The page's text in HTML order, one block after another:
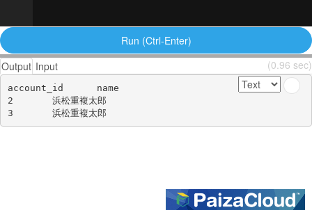
Run (Ctrl-Enter)
Output Input (0.96 sec)
account_id	name
2	浜松重複太郎